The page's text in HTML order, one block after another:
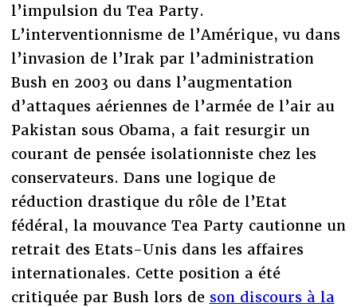
l’impulsion du Tea Party.
L’interventionnisme de l’Amérique, vu dans
l’invasion de l’Irak par l’administration
Bush en 2003 ou dans l’augmentation
d’attaques aériennes de l’armée de l’air au
Pakistan sous Obama, a fait resurgir un
courant de pensée isolationniste chez les
conservateurs. Dans une logique de
réduction drastique du rôle de l’Etat
fédéral, la mouvance Tea Party cautionne un
retrait des Etats-Unis dans les affaires
internationales. Cette position a été
critiquée par Bush lors de son discours à la